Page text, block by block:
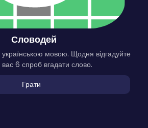
Словодей
мовою. Щодня відгадуйте
6 спроб вгадати слово.
Грати